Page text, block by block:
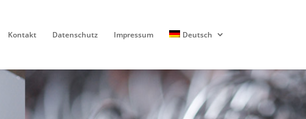
Kontakt Datenschutz Impressum Deutsch